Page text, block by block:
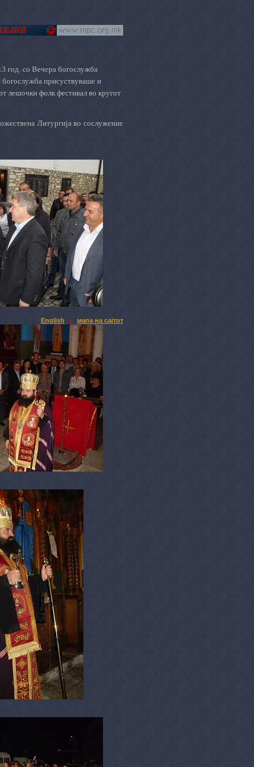
год. со Вечера богослужба
присуствуваше и
лешочки фолк фестивал во кругот
Литургија во сослужение
English мапа на сајтот